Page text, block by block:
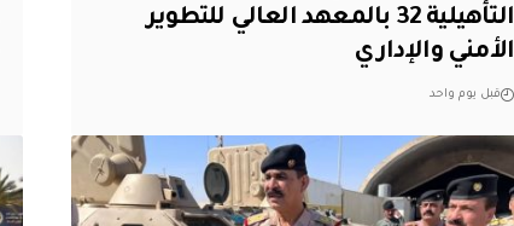
التأهيلية 32 بالمعهد العالي للتطوير
الأمني والإداري
قبل يوم واحد